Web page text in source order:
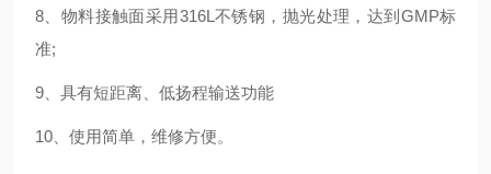
8、物料接触面采用316L不锈钢，抛光处理，达到GMP标
准;
9、具有短距离、低扬程输送功能
10、使用简单，维修方便。